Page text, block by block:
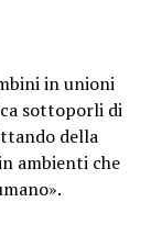
in unioni
sottoporli di
della
ambienti che